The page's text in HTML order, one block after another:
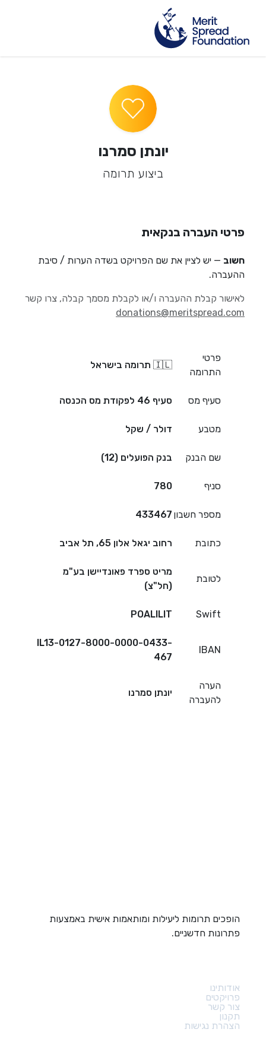
יונתן סמרנו
ביצוע תרומה
פרטי העברה בנקאית
חשוב — יש לציין את שם הפרויקט בשדה הערות / סיבת
ההעברה.
לאישור קבלת ההעברה ו/או לקבלת מסמך קבלה, צרו קשר
donations@meritspread.com
פרטי
התרומה
🇮🇱 תרומה בישראל
סעיף מס סעיף 46 לפקודת מס הכנסה
מטבע דולר / שקל
שם הבנק בנק הפועלים (12)
סניף 780
מספר חשבון 433467
כתובת רחוב יגאל אלון 65, תל אביב
לטובת
מריט ספרד פאונדיישן בע"מ
(חל"צ)
Swift
POALILIT
IBAN
IL13-0127-8000-0000-0433-
467
הערה
להעברה
יונתן סמרנו
הופכים תרומות ליעילות ומותאמות אישית באמצעות
פתרונות חדשניים.
אודותינו
פרויקטים
צור קשר
תקנון
הצהרת נגישות